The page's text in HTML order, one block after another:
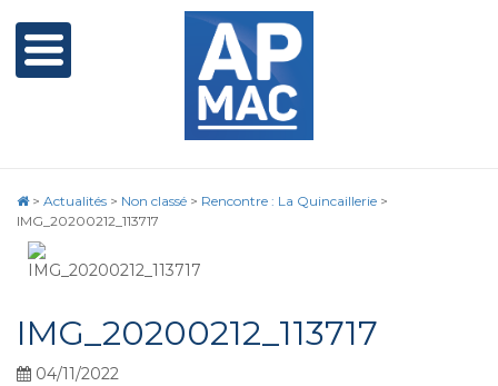
> Actualités > Non classé > Rencontre : La Quincaillerie >
IMG_20200212_113717
IMG_20200212_113717
04/11/2022